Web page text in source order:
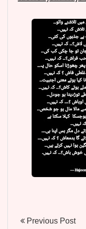
Previous Post